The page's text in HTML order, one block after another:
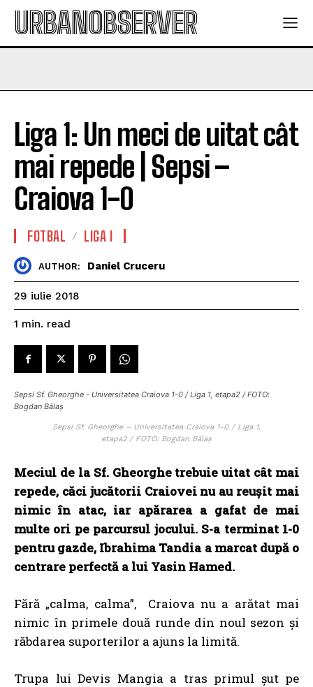
URBANOBSERVER
Liga 1: Un meci de uitat cât
mai repede | Sepsi –
Craiova 1-0
FOTBAL LIGA I
AUTHOR: Daniel Cruceru
29 iulie 2018
1 min. read
Sepsi Sf. Gheorghe - Universitatea Craiova 1-0 / Liga 1, etapa2 / FOTO:
Bogdan Bălaș
Sepsi Sf. Gheorghe – Universitatea Craiova 1-0 / Liga 1,
etapa2 / FOTO: Bogdan Bălaș
Meciul de la Sf. Gheorghe trebuie uitat cât mai
repede, căci jucătorii Craiovei nu au reuşit mai
nimic în atac, iar apărarea a gafat de mai
multe ori pe parcursul jocului. S-a terminat 1-0
pentru gazde, Ibrahima Tandia a marcat după o
centrare perfectă a lui Yasin Hamed.
Fără „calma, calma”, Craiova nu a arătat mai
nimic în primele două runde din noul sezon și
răbdarea suporterilor a ajuns la limită.
Trupa lui Devis Mangia a tras primul șut pe